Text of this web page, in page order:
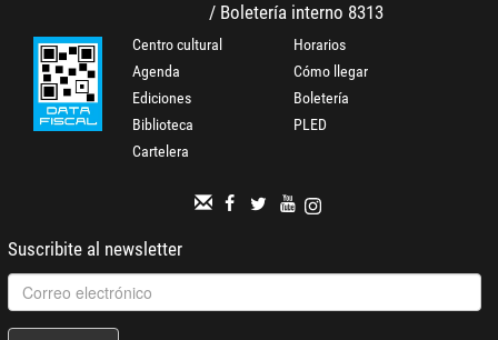
/ Boletería interno 8313
Centro cultural
Agenda
Ediciones
Biblioteca
Cartelera
Horarios
Cómo llegar
Boletería
PLED
Suscribite al newsletter